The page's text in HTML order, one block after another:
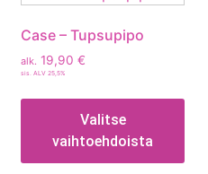
Case – Tupsupipo
alk. 19,90 €
sis. ALV 25,5%
Valitse
vaihtoehdoista